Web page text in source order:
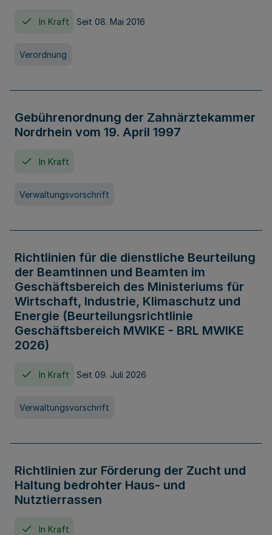
In Kraft Seit 08. Mai 2016
Verordnung
Gebührenordnung der Zahnärztekammer
Nordrhein vom 19. April 1997
In Kraft
Verwaltungsvorschrift
Richtlinien für die dienstliche Beurteilung
der Beamtinnen und Beamten im
Geschäftsbereich des Ministeriums für
Wirtschaft, Industrie, Klimaschutz und
Energie (Beurteilungsrichtlinie
Geschäftsbereich MWIKE - BRL MWIKE
2026)
In Kraft Seit 09. Juli 2026
Verwaltungsvorschrift
Richtlinien zur Förderung der Zucht und
Haltung bedrohter Haus- und
Nutztierrassen
In Kraft